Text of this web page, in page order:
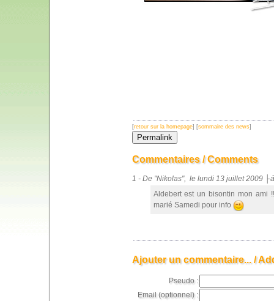
[retour sur la homepage] [sommaire des news]
Commentaires / Comments
1 - De "Nikolas", le lundi 13 juillet 2009
Aldebert est un bisontin mon ami
marié Samedi pour info
Ajouter un commentaire... /
Pseudo :
Email (optionnel) :